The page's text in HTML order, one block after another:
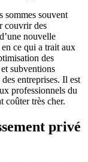
sommes souvent
couvrir des
nouvelle
en ce qui a trait aux
des
subventions
entreprises. Il est
professionnels du
coûter très cher.
privé